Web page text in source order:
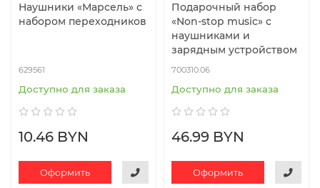
Наушники «Марсель» с
набором переходников
629561
Доступно для заказа
10.46 BYN
Оформить
Подарочный набор
«Non-stop music» с
наушниками и
зарядным устройством
700310.06
Доступно для заказа
46.99 BYN
Оформить